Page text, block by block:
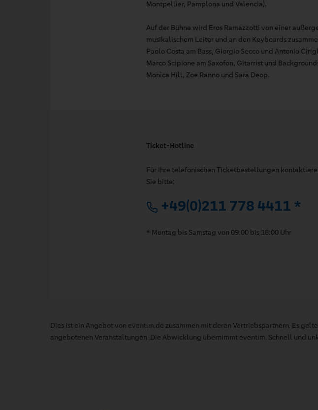
Montpellier, Pamplona und Valencia).
Auf der Bühne wird Eros Ramazzotti von einer
musikalischem Leiter und an den Keyboards
Paolo Costa am Bass, Giorgio Secco und Antonio
Marco Scipione am Saxofon, Gitarrist und
Monica Hill, Zoe Ranno und Sara Deop.
Ticket-Hotline
Für Ihre telefonischen Ticketbestellungen
Sie bitte:
+49(0)211 778 4411 *
* Montag bis Samstag von 09:00 bis 18:00 Uhr
Dies ist ein Angebot von eventim.de zusammen mit deren Vertriebspartnern. Es
angebotenen Veranstaltungen. Die Abwicklung übernimmt eventim. Schnell und